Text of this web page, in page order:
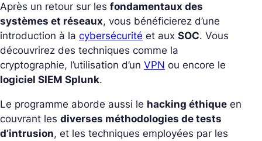
Après un retour sur les fondamentaux des
systèmes et réseaux, vous bénéficierez d’une
introduction à la cybersécurité et aux SOC. Vous
découvrirez des techniques comme la
cryptographie, l’utilisation d’un VPN ou encore le
logiciel SIEM Splunk.
Le programme aborde aussi le hacking éthique en
couvrant les diverses méthodologies de tests
d’intrusion, et les techniques employées par les